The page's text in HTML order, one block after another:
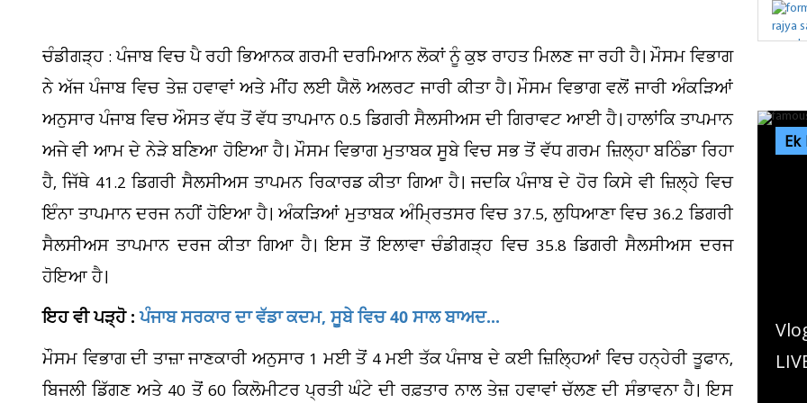
ਚੰਡੀਗੜ੍ਹ : ਪੰਜਾਬ ਵਿਚ ਪੈ ਰਹੀ ਭਿਆਨਕ ਗਰਮੀ ਦਰਮਿਆਨ ਲੋਕਾਂ ਨੂੰ ਕੁਝ ਰਾਹਤ ਮਿਲਣ ਜਾ ਰਹੀ ਹੈ। ਮੌਸਮ ਵਿਭਾਗ
ਨੇ ਅੱਜ ਪੰਜਾਬ ਵਿਚ ਤੇਜ਼ ਹਵਾਵਾਂ ਅਤੇ ਮੀਂਹ ਲਈ ਯੈਲੋ ਅਲਰਟ ਜਾਰੀ ਕੀਤਾ ਹੈ। ਮੌਸਮ ਵਿਭਾਗ ਵਲੋਂ ਜਾਰੀ ਅੰਕੜਿਆਂ
ਅਨੁਸਾਰ ਪੰਜਾਬ ਵਿਚ ਔਸਤ ਵੱਧ ਤੋਂ ਵੱਧ ਤਾਪਮਾਨ 0.5 ਡਿਗਰੀ ਸੈਲਸੀਅਸ ਦੀ ਗਿਰਾਵਟ ਆਈ ਹੈ। ਹਾਲਾਂਕਿ ਤਾਪਮਾਨ
ਅਜੇ ਵੀ ਆਮ ਦੇ ਨੇੜੇ ਬਣਿਆ ਹੋਇਆ ਹੈ। ਮੌਸਮ ਵਿਭਾਗ ਮੁਤਾਬਕ ਸੂਬੇ ਵਿਚ ਸਭ ਤੋਂ ਵੱਧ ਗਰਮ ਜ਼ਿਲ੍ਹਾ ਬਠਿੰਡਾ ਰਿਹਾ
ਹੈ, ਜਿੱਥੇ 41.2 ਡਿਗਰੀ ਸੈਲਸੀਅਸ ਤਾਪਮਨ ਰਿਕਾਰਡ ਕੀਤਾ ਗਿਆ ਹੈ। ਜਦਕਿ ਪੰਜਾਬ ਦੇ ਹੋਰ ਕਿਸੇ ਵੀ ਜ਼ਿਲ੍ਹੇ ਵਿਚ
ਇੰਨਾ ਤਾਪਮਾਨ ਦਰਜ ਨਹੀਂ ਹੋਇਆ ਹੈ। ਅੰਕੜਿਆਂ ਮੁਤਾਬਕ ਅੰਮ੍ਰਿਤਸਰ ਵਿਚ 37.5, ਲੁਧਿਆਣਾ ਵਿਚ 36.2 ਡਿਗਰੀ
ਸੈਲਸੀਅਸ ਤਾਪਮਾਨ ਦਰਜ ਕੀਤਾ ਗਿਆ ਹੈ। ਇਸ ਤੋਂ ਇਲਾਵਾ ਚੰਡੀਗੜ੍ਹ ਵਿਚ 35.8 ਡਿਗਰੀ ਸੈਲਸੀਅਸ ਦਰਜ
ਹੋਇਆ ਹੈ।
ਇਹ ਵੀ ਪੜ੍ਹੋ :ਪੰਜਾਬ ਸਰਕਾਰ ਦਾ ਵੱਡਾ ਕਦਮ, ਸੂਬੇ ਵਿਚ 40 ਸਾਲ ਬਾਅਦ...
ਮੌਸਮ ਵਿਭਾਗ ਦੀ ਤਾਜ਼ਾ ਜਾਣਕਾਰੀ ਅਨੁਸਾਰ 1 ਮਈ ਤੋਂ 4 ਮਈ ਤੱਕ ਪੰਜਾਬ ਦੇ ਕਈ ਜ਼ਿਲ੍ਹਿਆਂ ਵਿਚ ਹਨ੍ਹੇਰੀ ਤੂਫਾਨ,
ਬਿਜਲੀ ਡਿੱਗਣ ਅਤੇ 40 ਤੋਂ 60 ਕਿਲੋਮੀਟਰ ਪ੍ਰਤੀ ਘੰਟੇ ਦੀ ਰਫ਼ਤਾਰ ਨਾਲ ਤੇਜ਼ ਹਵਾਵਾਂ ਚੱਲਣ ਦੀ ਸੰਭਾਵਨਾ ਹੈ। ਇਸ
Ek
Vlog ਬਣਾ ਰਹੇ
LIVE ਕਤਲ ਦੀ ਵੀਡੀਓ